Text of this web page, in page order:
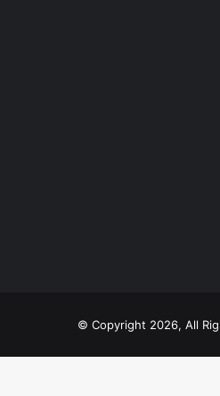
© Copyright 2026, All